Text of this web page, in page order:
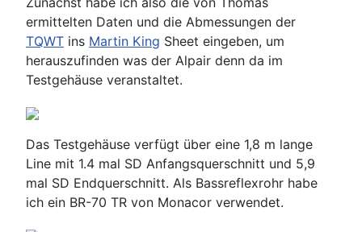
ermittelten Daten und die Abmessungen der
TQWT ins Martin King Sheet eingeben, um
herauszufinden was der Alpair denn da im
Testgehäuse veranstaltet.
Das Testgehäuse verfügt über eine 1,8 m lange
Line mit 1.4 mal SD Anfangsquerschnitt und 5,9
mal SD Endquerschnitt. Als Bassreflexrohr habe
ich ein BR-70 TR von Monacor verwendet.